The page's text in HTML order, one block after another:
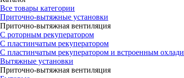
Все товары категории
Приточно-вытяжные установки
Приточно-вытяжная вентиляция
С роторным рекуператором
С пластинчатым рекуператором
С пластинчатым рекуператором и встроенным
Вытяжные установки
Приточно-вытяжная вентиляция